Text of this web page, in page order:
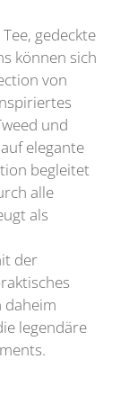
gedeckte
können sich
von
und
elegante
begleitet
alle
als
der
daheim
legendäre